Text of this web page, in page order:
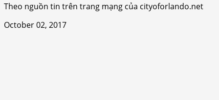
Theo nguồn tin trên trang mạng của cityoforlando.net
October 02, 2017